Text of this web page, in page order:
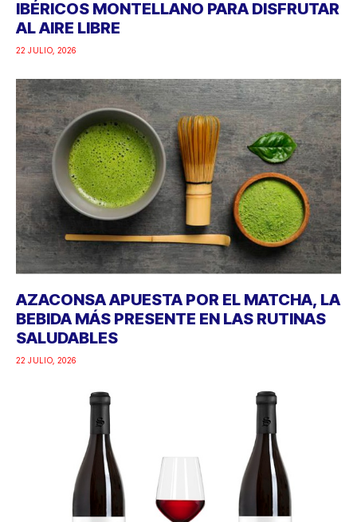
IBÉRICOS MONTELLANO PARA DISFRUTAR
AL AIRE LIBRE
22 JULIO, 2026
AZACONSA APUESTA POR EL MATCHA, LA
BEBIDA MÁS PRESENTE EN LAS RUTINAS
SALUDABLES
22 JULIO, 2026